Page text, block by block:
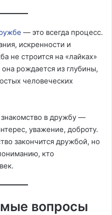
— это всегда процесс.
искренности и
не строится на «лайках»
рождается из глубины,
человеческих
знакомство в дружбу —
уважение, доброту.
закончится дружбой, но
кто
вопросы